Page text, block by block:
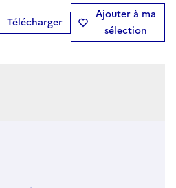
Télécharger
Ajouter à ma
sélection